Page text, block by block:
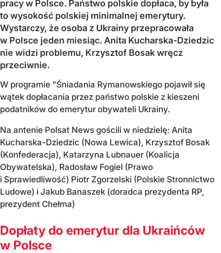
pracy w Polsce. Państwo polskie dopłaca, by była
to wysokość polskiej minimalnej emerytury.
Wystarczy, że osoba z Ukrainy przepracowała
w Polsce jeden miesiąc. Anita Kucharska-Dziedzic
nie widzi problemu, Krzysztof Bosak wręcz
przeciwnie.
W programie "Śniadania Rymanowskiego pojawił się
wątek dopłacania przez państwo polskie z kieszeni
podatników do emerytur obywateli Ukrainy.
Na antenie Polsat News gościli w niedzielę: Anita
Kucharska-Dziedzic (Nowa Lewica), Krzysztof Bosak
(Konfederacja), Katarzyna Lubnauer (Koalicja
Obywatelska), Radosław Fogiel (Prawo
i Sprawiedliwość) Piotr Zgorzelski (Polskie Stronnictwo
Ludowe) i Jakub Banaszek (doradca prezydenta RP,
prezydent Chełma)
Dopłaty do emerytur dla Ukraińców
w Polsce